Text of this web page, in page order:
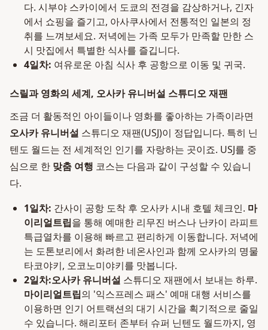
다. 시부야 스카이에서 도쿄의 전경을 감상하거나, 긴자
에서 쇼핑을 즐기고, 아사쿠사에서 전통적인 일본의 정
취를 느껴보세요. 저녁에는 가족 모두가 만족할 만한 스
시 맛집에서 특별한 식사를 즐깁니다.
4일차: 여유로운 아침 식사 후 공항으로 이동 및 귀국.
스릴과 영화의 세계, 오사카 유니버설 스튜디오 재팬
조금 더 활동적인 아이들이나 영화를 좋아하는 가족이라면
오사카 유니버설 스튜디오 재팬(USJ)이 정답입니다. 특히 닌
텐도 월드는 전 세계적인 인기를 자랑하는 곳이죠. USJ를 중
심으로 한 맞춤 여행 코스는 다음과 같이 구성할 수 있습니
다.
1일차: 간사이 공항 도착 후 오사카 시내 호텔 체크인. 마
이리얼트립을 통해 예매한 리무진 버스나 난카이 라피트
특급열차를 이용해 빠르고 편리하게 이동합니다. 저녁에
는 도톤보리에서 화려한 네온사인과 함께 오사카의 명물
타코야키, 오코노미야키를 맛봅니다.
2일차:오사카 유니버설 스튜디오 재팬에서 보내는 하루.
마이리얼트립의 '익스프레스 패스' 예매 대행 서비스를
이용하면 인기 어트랙션의 대기 시간을 획기적으로 줄일
수 있습니다. 해리포터 존부터 슈퍼 닌텐도 월드까지, 영